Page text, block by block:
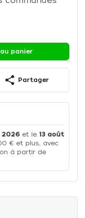
panier
share Partager
2026et le 13 août
€ et plus, avec
à partir de